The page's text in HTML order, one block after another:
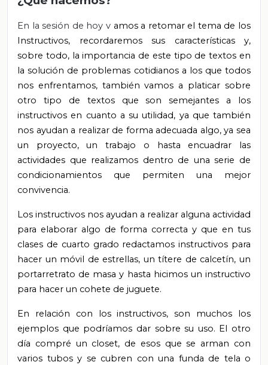
En la sesión de hoy v amos a retomar el tema de los
Instructivos, recordaremos sus características y,
sobre todo, la importancia de este tipo de textos en
la solución de problemas cotidianos a los que todos
nos enfrentamos, también vamos a platicar sobre
otro tipo de textos que son semejantes a los
instructivos en cuanto a su utilidad, ya que también
nos ayudan a realizar de forma adecuada algo, ya sea
un proyecto, un trabajo o hasta encuadrar las
actividades que realizamos dentro de una serie de
condicionamientos que permiten una mejor
convivencia.
Los instructivos nos ayudan a realizar alguna actividad
para elaborar algo de forma correcta y que en tus
clases de cuarto grado redactamos instructivos para
hacer un móvil de estrellas, un títere de calcetín, un
portarretrato de masa y hasta hicimos un instructivo
para hacer un cohete de juguete.
En relación con los instructivos, son muchos los
ejemplos que podríamos dar sobre su uso. El otro
día compré un closet, de esos que se arman con
varios tubos y se cubren con una funda de tela o